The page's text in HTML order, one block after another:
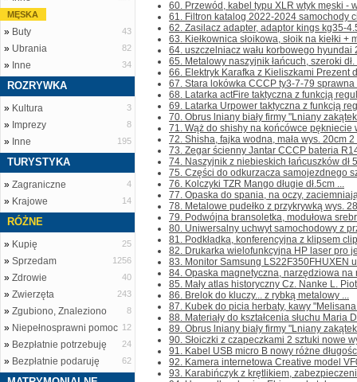
MĘSKA
» Buty 43
» Ubrania 82
» Inne 34
ROZRYWKA
» Kultura 3
» Imprezy 8
» Inne 195
TURYSTYKA
» Zagraniczne 4
» Krajowe 14
RÓŻNE
» Kupię 25
» Sprzedam 1256
» Zdrowie 40
» Zwierzęta 243
» Zgubiono, Znaleziono 8
» Niepełnosprawni pomoc 12
» Bezpłatnie potrzebuję 24
» Bezpłatnie podaruję 62
60. Przewód, kabel typu XLR wtyk męski -
61. Filtron katalog 2022-2024 samochody
62. Zasilacz adapter, adaptor kings kg35-
63. Kiełkownica słoikowa, słoik na kiełki +
64. uszczelniacz wału korbowego hyundai
65. Metalowy naszyjnik łańcuch, szeroki
66. Elektryk Karafka z Kieliszkami Prezent
67. Stara lokówka CCCP ty3-7-79 sprawna
68. Latarka actFire taktyczna z funkcją
69. Latarka Urpower taktyczna z funkcją
70. Obrus lniany biały firmy "Lniany
71. Wąż do shishy na końcówce pękniecie
72. Shisha, fajka wodna, mała wys. 20cm 2
73. Zegar ścienny Jantar CCCP bateria
74. Naszyjnik z niebieskich łańcuszków dł
75. Części do odkurzacza samojezdnego
76. Kolczyki TZR Mango długie dł.5cm ...
77. Opaska do spania, na oczy,
78. Metalowe pudełko z przykrywką wys.
79. Podwójna bransoletka, modułowa
80. Uniwersalny uchwyt samochodowy z
81. Podkładka, konferencyjna z klipsem
82. Drukarka wielofunkcyjna HP laser pro
83. Monitor Samsung LS22F350FHUXEN
84. Opaska magnetyczna, narzędziowa na
85. Mały atlas historyczny Cz. Nanke L.
86. Brelok do kluczy... z rybką metalowy ...
87. Kubek do picia herbaty, kawy
88. Materiały do kształcenia słuchu Maria
89. Obrus lniany biały firmy "Lniany
90. Słoiczki z czapeczkami 2 sztuki nowe
91. Kabel USB micro B nowy różne
92. Kamera internetowa Creative model
93. Karabińczyk z krętlikiem,